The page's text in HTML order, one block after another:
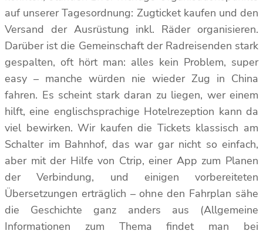
auf unserer Tagesordnung: Zugticket kaufen und den
Versand der Ausrüstung inkl. Räder organisieren.
Darüber ist die Gemeinschaft der Radreisenden stark
gespalten, oft hört man: alles kein Problem, super
easy – manche würden nie wieder Zug in China
fahren. Es scheint stark daran zu liegen, wer einem
hilft, eine englischsprachige Hotelrezeption kann da
viel bewirken. Wir kaufen die Tickets klassisch am
Schalter im Bahnhof, das war gar nicht so einfach,
aber mit der Hilfe von Ctrip, einer App zum Planen
der Verbindung, und einigen vorbereiteten
Übersetzungen erträglich – ohne den Fahrplan sähe
die Geschichte ganz anders aus (Allgemeine
Informationen zum Thema findet man bei